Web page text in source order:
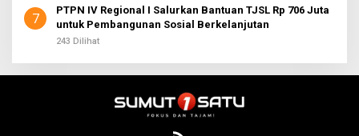
7
PTPN IV Regional I Salurkan Bantuan TJSL Rp 706 Juta
untuk Pembangunan Sosial Berkelanjutan
243 Dilihat